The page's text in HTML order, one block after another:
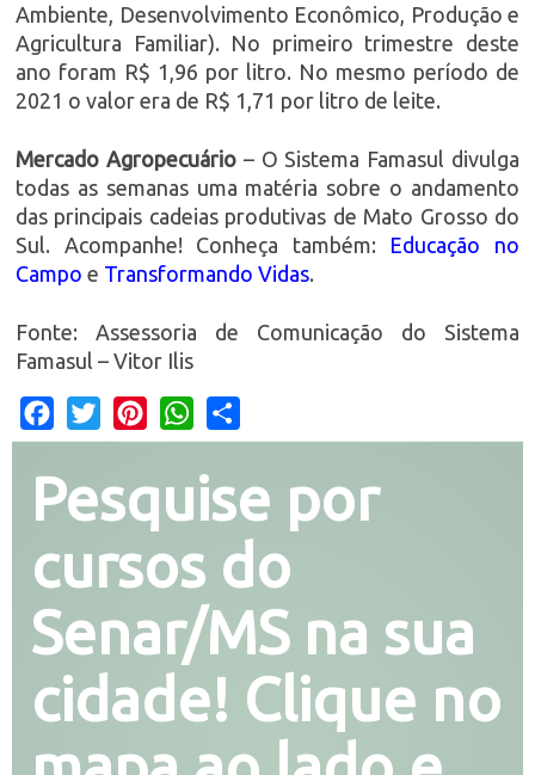
Ambiente, Desenvolvimento Econômico, Produção e
Agricultura Familiar). No primeiro trimestre deste
ano foram R$ 1,96 por litro. No mesmo período de
2021 o valor era de R$ 1,71 por litro de leite.
Mercado Agropecuário– O Sistema Famasul divulga
todas as semanas uma matéria sobre o andamento
das principais cadeias produtivas de Mato Grosso do
Sul. Acompanhe! Conheça também: Educação no
Campo e Transformando Vidas.
Fonte: Assessoria de Comunicação do Sistema
Famasul – Vitor Ilis
Facebook
Twitter PinterestWhatsApp
Pesquise por
cursos do
Senar/MS na sua
cidade! Clique no